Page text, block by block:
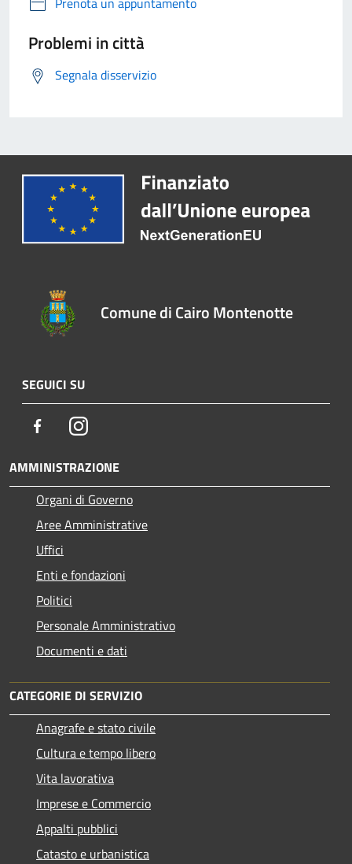
Problemi in città
Segnala disservizio
Comune di Cairo Montenotte
SEGUICI SU
FacebookInstagram
AMMINISTRAZIONE
Organi di Governo
Aree Amministrative
Uffici
Enti e fondazioni
Politici
Personale Amministrativo
Documenti e dati
CATEGORIE DI SERVIZIO
Anagrafe e stato civile
Cultura e tempo libero
Vita lavorativa
Imprese e Commercio
Appalti pubblici
Catasto e urbanistica